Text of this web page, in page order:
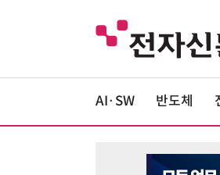
AI·SW 반도체